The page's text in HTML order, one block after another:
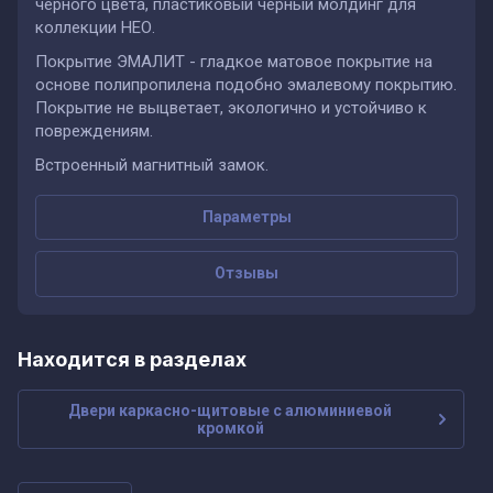
черного цвета, пластиковый чёрный молдинг для
коллекции НЕО.
Покрытие ЭМАЛИТ - гладкое матовое покрытие на
основе полипропилена подобно эмалевому покрытию.
Покрытие не выцветает, экологично и устойчиво к
повреждениям.
Встроенный магнитный замок.
Параметры
Отзывы
Находится в разделах
Двери каркасно-щитовые с алюминиевой
кромкой